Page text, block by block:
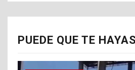
PUEDE QUE TE